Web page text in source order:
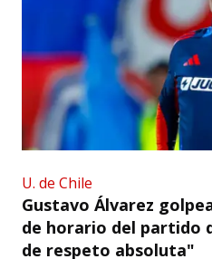
U. de Chile
Gustavo Álvarez
de horario del partido
de respeto absoluta"